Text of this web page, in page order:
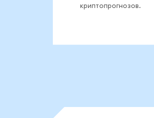
криптопрогнозов.